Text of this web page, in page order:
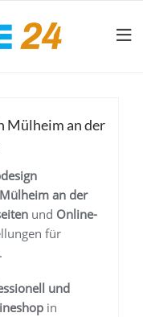
Mülheim an der
Mülheim an der
und Online-
für
und
in